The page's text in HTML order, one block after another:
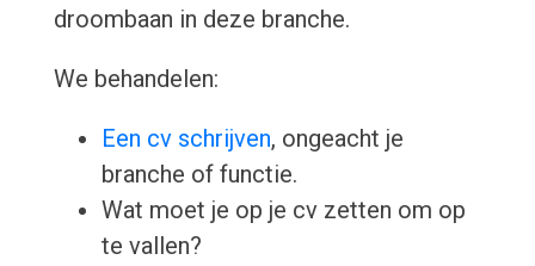
droombaan in deze branche.
We behandelen:
Een cv schrijven, ongeacht je
branche of functie.
Wat moet je op je cv zetten om op
te vallen?